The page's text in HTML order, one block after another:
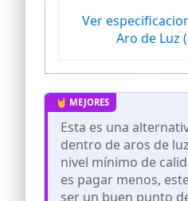
estabilidad.
garantiza un
aro de luz con
💡
profesional en
Nuestro anillo de
de color
niveles de brillo.
como luz de
selfies o
sombras molestas.
Ver
Aro de Luz
Esta es una
dentro de aros de
nivel mínimo de
es pagar menos,
ser un buen punto